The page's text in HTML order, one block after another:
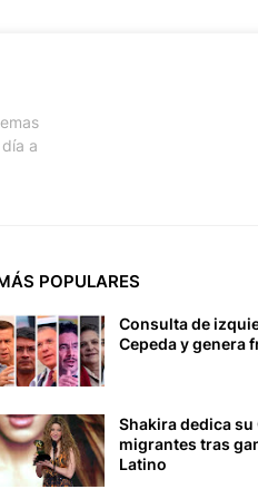
a
POPULARES
Consulta de
Cepeda y genera
Shakira dedica su
migrantes tras
Latino